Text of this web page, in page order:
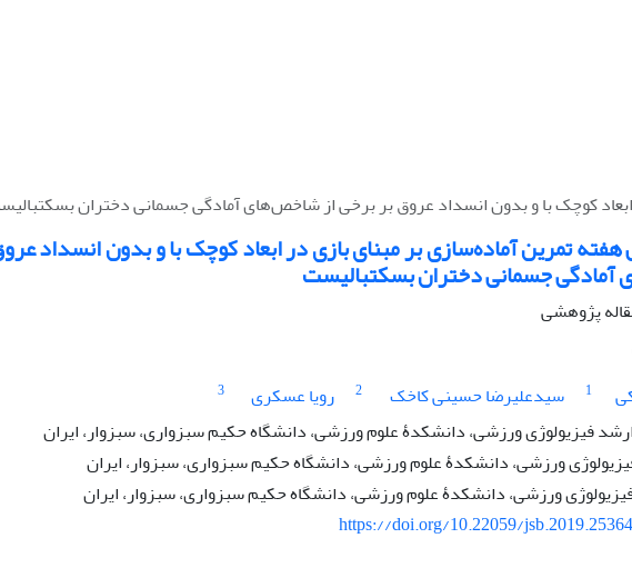
کوچک با و بدون انسداد عروق بر برخی از شاخص‌های آمادگی جسمانی دختران
تمرین آماده‌سازی بر مبنای بازی در ابعاد کوچک با و بدون انسداد
جسمانی دختران بسکتبالیست
پژوهشی
1 سیدعلیرضا حسینی کاخک 2 رویا عسکری
3
فیزیولوژی ورزشی، دانشکدۀ علوم ورزشی، دانشگاه حکیم سبزواری، سبزوار، ایران
ورزشی، دانشکدۀ علوم ورزشی، دانشگاه حکیم سبزواری، سبزوار، ایران
ورزشی، دانشکدۀ علوم ورزشی، دانشگاه حکیم سبزواری، سبزوار، ایران
https://doi.org/10.22059/